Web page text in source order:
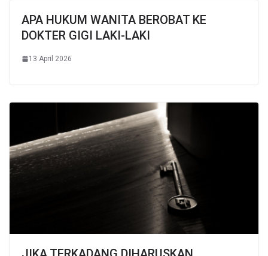
APA HUKUM WANITA BEROBAT KE
DOKTER GIGI LAKI-LAKI
13 April 2026